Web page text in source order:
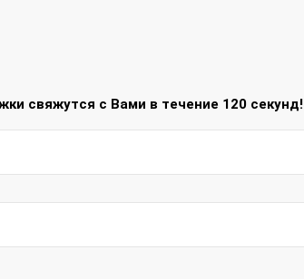
свяжутся с Вами в течение 120 секунд!